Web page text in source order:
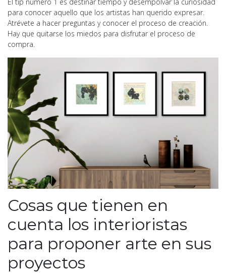
para conocer aquello que los artistas han querido expresar.
Atrévete a hacer preguntas y conocer el proceso de creación.
Hay que quitarse los miedos para disfrutar el proceso de
compra.
Cosas que tienen en
cuenta los interioristas
para proponer arte en sus
proyectos